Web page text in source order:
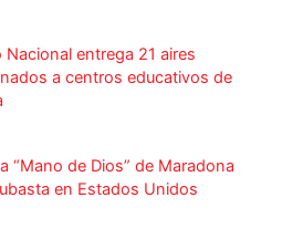
Nacional entrega 21 aires
a centros educativos de
“Mano de Dios” de Maradona
en Estados Unidos